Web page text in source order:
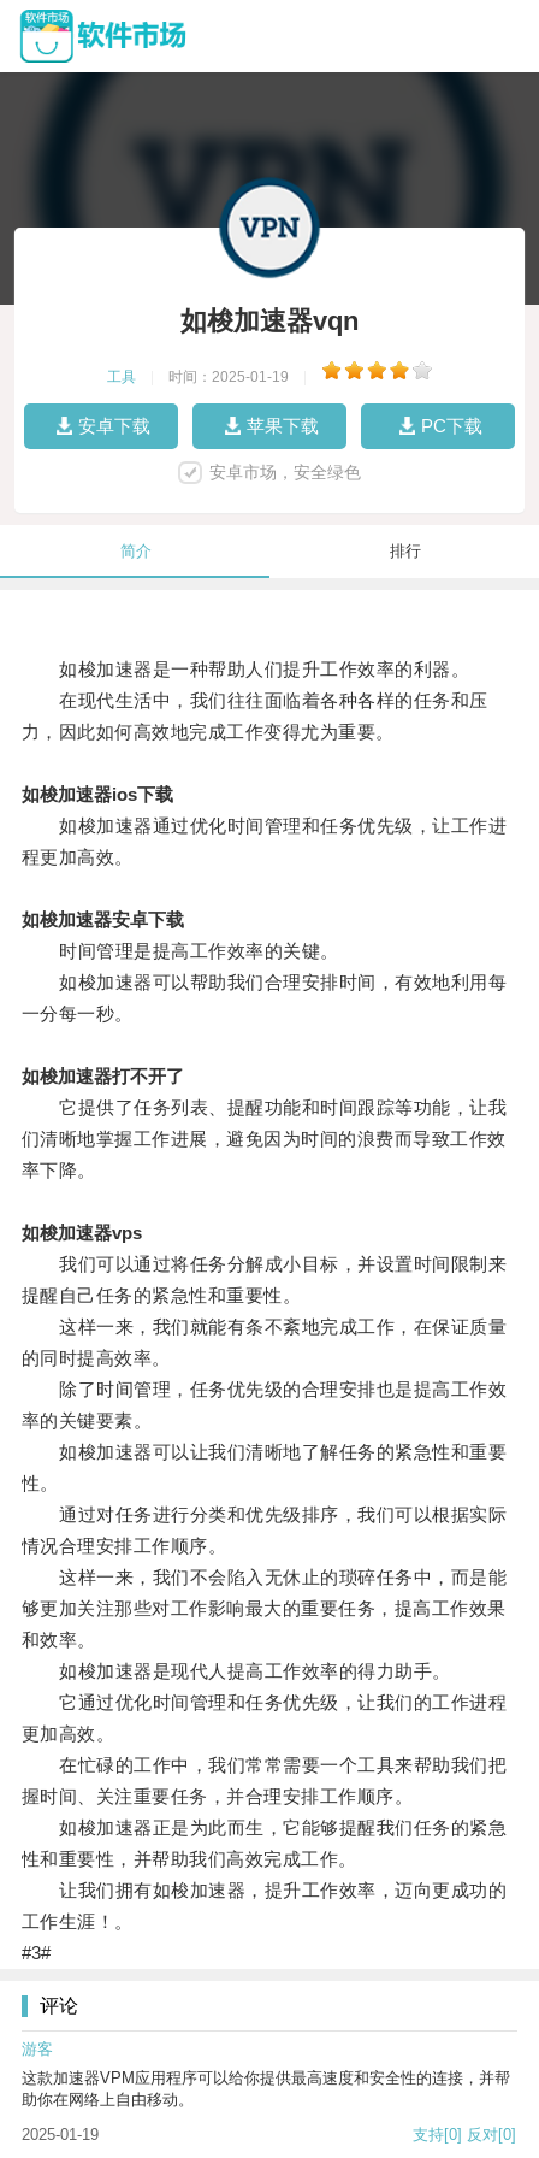
如梭加速器vqn
工具 时间：2025-01-19
安卓下载 苹果下载 PC下载
安卓市场，安全绿色
简介 排行
如梭加速器是一种帮助人们提升工作效率的利器。
在现代生活中，我们往往面临着各种各样的任务和压
力，因此如何高效地完成工作变得尤为重要。
如梭加速器ios下载
如梭加速器通过优化时间管理和任务优先级，让工作进
程更加高效。
如梭加速器安卓下载
时间管理是提高工作效率的关键。
如梭加速器可以帮助我们合理安排时间，有效地利用每
一分每一秒。
如梭加速器打不开了
它提供了任务列表、提醒功能和时间跟踪等功能，让我
们清晰地掌握工作进展，避免因为时间的浪费而导致工作效
率下降。
如梭加速器vps
我们可以通过将任务分解成小目标，并设置时间限制来
提醒自己任务的紧急性和重要性。
这样一来，我们就能有条不紊地完成工作，在保证质量
的同时提高效率。
除了时间管理，任务优先级的合理安排也是提高工作效
率的关键要素。
如梭加速器可以让我们清晰地了解任务的紧急性和重要
性。
通过对任务进行分类和优先级排序，我们可以根据实际
情况合理安排工作顺序。
这样一来，我们不会陷入无休止的琐碎任务中，而是能
够更加关注那些对工作影响最大的重要任务，提高工作效果
和效率。
如梭加速器是现代人提高工作效率的得力助手。
它通过优化时间管理和任务优先级，让我们的工作进程
更加高效。
在忙碌的工作中，我们常常需要一个工具来帮助我们把
握时间、关注重要任务，并合理安排工作顺序。
如梭加速器正是为此而生，它能够提醒我们任务的紧急
性和重要性，并帮助我们高效完成工作。
让我们拥有如梭加速器，提升工作效率，迈向更成功的
工作生涯！。
#3#
评论
游客
这款加速器VPM应用程序可以给你提供最高速度和安全性的连接，并帮
助你在网络上自由移动。
2025-01-19
支持[0] 反对[0]